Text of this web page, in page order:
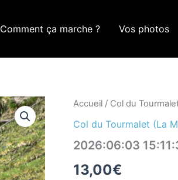
Comment ça marche ? Vos photos
Accueil / Col du
Col du Tourmalet (La
2026:06:03
13,00€
quantité
2026:06:03
ROM_1175